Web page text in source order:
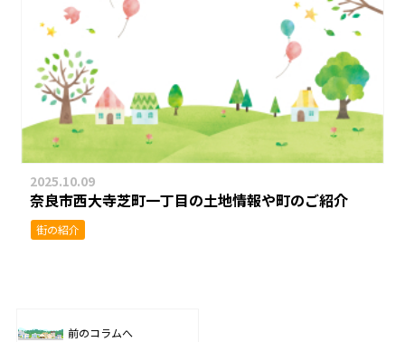
2025.10.09
奈良市西大寺芝町一丁目の土地情報や町のご紹介
街の紹介
前のコラムへ